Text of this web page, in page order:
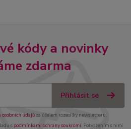
kódy a novinky
zdarma
Přihlásit se
osobních údajůza účelem rozesílky newsletteru.
s podmínkami ochrany soukromí. Potvrzením s nimi